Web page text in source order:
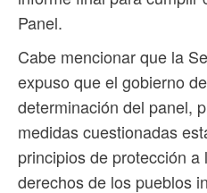
Panel.
Cabe mencionar que la
expuso que el gobierno
determinación del panel,
medidas cuestionadas
principios de protección
derechos de los pueblos